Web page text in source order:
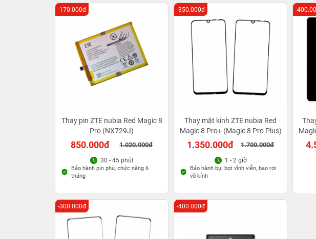
Thay pin ZTE nubia Red Magic 8
Pro (NX729J)
850.000đ 1.020.000đ
-170.000đ
30 - 45 phút
Bảo hành pin phù, chức năng 6
tháng
Thay mặt kính ZTE nubia Red
Magic 8 Pro+ (Magic 8 Pro Plus)
1.350.000đ 1.700.000đ
-350.000đ
1 - 2 giờ
Bảo hành bụi bọt vĩnh viễn, bao rơi
vỡ kính
-
-300.000đ -400.000đ